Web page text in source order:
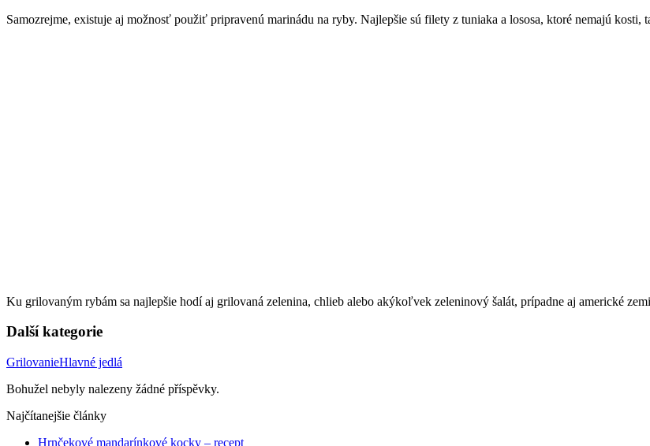
Samozrejme, existuje aj možnosť použiť pripravenú marinádu na ryby. Najlepšie sú filety z tuniaka a lososa, ktoré nemajú kosti,
Ku grilovaným rybám sa najlepšie hodí aj grilovaná zelenina, chlieb alebo akýkoľvek zeleninový šalát, prípadne aj americké
Další kategorie
GrilovanieHlavné jedlá
Bohužel nebyly nalezeny žádné příspěvky.
Najčítanejšie články
Hrnčekové mandarínkové kocky – recept